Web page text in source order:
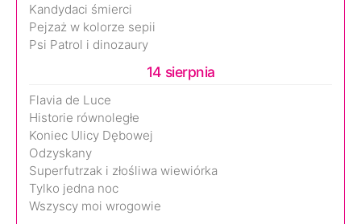
Kandydaci śmierci
Pejzaż w kolorze sepii
Psi Patrol i dinozaury
14 sierpnia
Flavia de Luce
Historie równoległe
Koniec Ulicy Dębowej
Odzyskany
Superfutrzak i złośliwa wiewiórka
Tylko jedna noc
Wszyscy moi wrogowie